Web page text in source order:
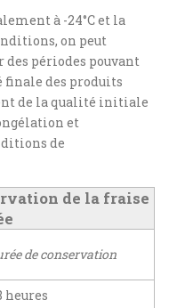
à -24°C et la
on peut
périodes pouvant
finale des produits
de la qualité initiale
et
de
de la fraise
de conservation
heures